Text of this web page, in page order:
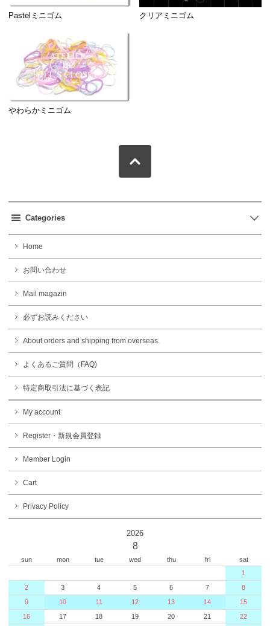
Pastelミニゴム クリアミニゴム
やわらかミニゴム
Categories
Home
お問い合わせ
Mail magazin
必ずお読みください
About orders and shipping from overseas.
よくあるご質問（FAQ)
特定商取引法に基づく表記
My account
Register・新規会員登録
Member Login
Cart
Privacy Policy
2026
8
sun mon tue wed thu fri
sat
1
2
3 4 5 6 7
8
9
10 11 12 13 14
15
16
17 18 19 20 21 22